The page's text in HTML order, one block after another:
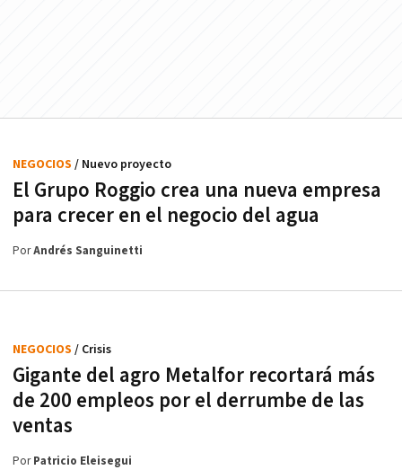
El Grupo Roggio crea una nueva empresa
para crecer en el negocio del agua
NEGOCIOS / Nuevo proyecto
PorAndrés Sanguinetti
Gigante del agro Metalfor recortará más
de 200 empleos por el derrumbe de las
ventas
NEGOCIOS / Crisis
PorPatricio Eleisegui